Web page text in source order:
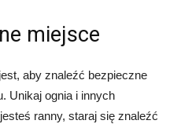
miejsce
aby znaleźć bezpieczne
Unikaj ognia i innych
ranny, staraj się znaleźć